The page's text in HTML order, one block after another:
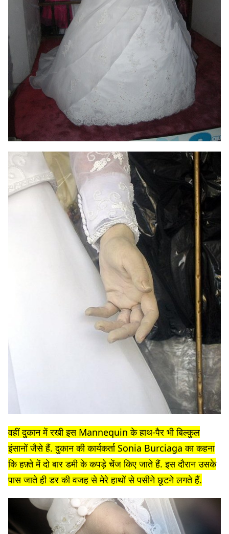
वहीं दुकान में रखी इस Mannequin के हाथ-पैर भी बिल्कुल
इंसानों जैसे हैं. दुकान की कार्यकर्ता Sonia Burciaga का कहना
कि हफ़्ते में दो बार डमी के कपड़े चेंज किए जाते हैं. इस दौरान उसके
पास जाते ही डर की वजह से मेरे हाथों से पसीने छूटने लगते हैं.